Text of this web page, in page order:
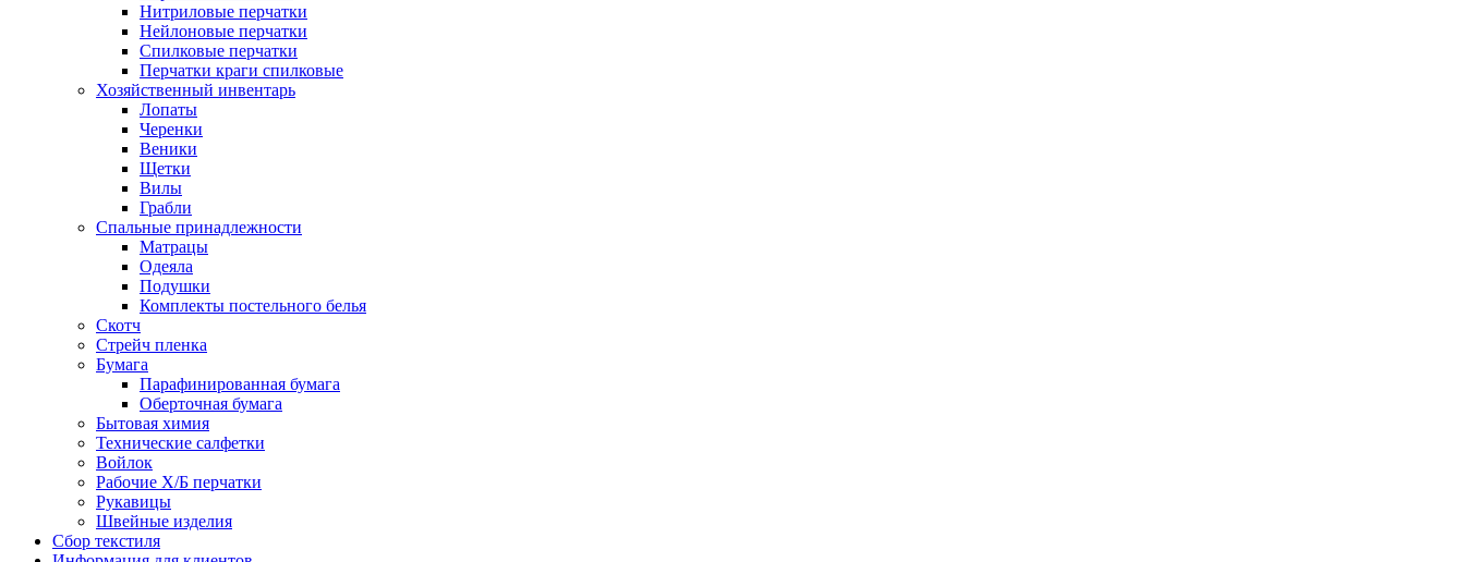
Нитриловые перчатки
Нейлоновые перчатки
Спилковые перчатки
Перчатки краги спилковые
Хозяйственный инвентарь
Лопаты
Черенки
Веники
Щетки
Вилы
Грабли
Спальные принадлежности
Матрацы
Одеяла
Подушки
Комплекты постельного белья
Скотч
Стрейч пленка
Бумага
Парафинированная бумага
Оберточная бумага
Бытовая химия
Технические салфетки
Войлок
Рабочие Х/Б перчатки
Рукавицы
Швейные изделия
Сбор текстиля